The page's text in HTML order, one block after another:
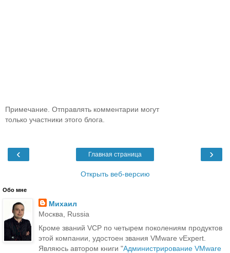
Примечание. Отправлять комментарии могут
только участники этого блога.
‹ ›
Главная страница
Открыть веб-версию
Обо мне
Михаил
Москва, Russia
Кроме званий VCP по четырем поколениям продуктов
этой компании, удостоен звания VMware vExpert.
Являюсь автором книги "Администрирование VMware